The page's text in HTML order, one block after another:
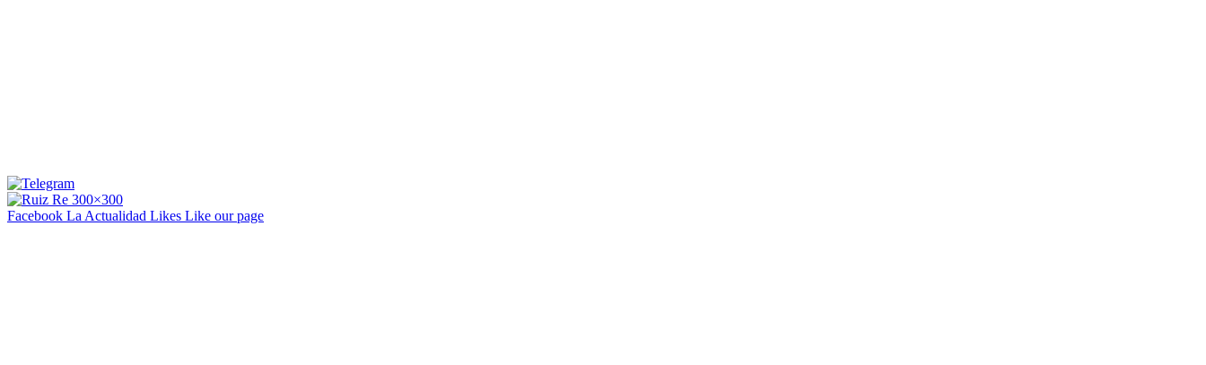
Facebook La Actualidad Likes Like our page